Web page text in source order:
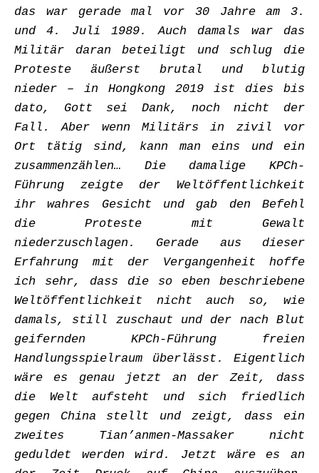
das war gerade mal vor 30 Jahre am 3.
und 4. Juli 1989. Auch damals war das
Militär daran beteiligt und schlug die
Proteste äußerst brutal und blutig
nieder – in Hongkong 2019 ist dies bis
dato, Gott sei Dank, noch nicht der
Fall. Aber wenn Militärs in zivil vor
Ort tätig sind, kann man eins und ein
zusammenzählen… Die damalige KPCh-
Führung zeigte der Weltöffentlichkeit
ihr wahres Gesicht und gab den Befehl
die Proteste mit Gewalt
niederzuschlagen. Gerade aus dieser
Erfahrung mit der Vergangenheit hoffe
ich sehr, dass die so eben beschriebene
Weltöffentlichkeit nicht auch so, wie
damals, still zuschaut und der nach Blut
geifernden KPCh-Führung freien
Handlungsspielraum überlässt. Eigentlich
wäre es genau jetzt an der Zeit, dass
die Welt aufsteht und sich friedlich
gegen China stellt und zeigt, dass ein
zweites Tian’anmen-Massaker nicht
geduldet werden wird. Jetzt wäre es an